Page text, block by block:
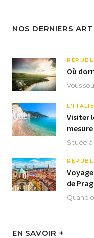
NOS DERNIERS
Où
L'ITALIE
Visiter
de
EN SAVOIR +